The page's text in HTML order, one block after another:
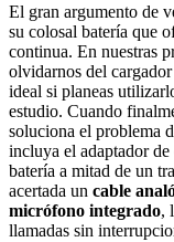
El gran argumento de
su colosal batería que
continua. En nuestras
olvidarnos del
ideal si planeas
estudio. Cuando
soluciona el problema
incluya el adaptador
batería a mitad de un
acertada un cable
micrófono integrado,
llamadas sin